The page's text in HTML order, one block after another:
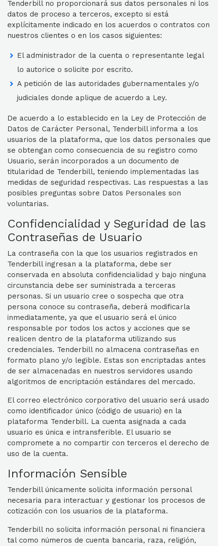
Tenderbill no proporcionará sus datos personales ni los
datos de proceso a terceros, excepto si está
explícitamente indicado en los acuerdos o contratos con
nuestros clientes o en los casos siguientes:
El administrador de la cuenta o representante legal
lo autorice o solicite por escrito.
A petición de las autoridades gubernamentales y/o
judiciales donde aplique de acuerdo a Ley.
De acuerdo a lo establecido en la Ley de Protección de
Datos de Carácter Personal, Tenderbill informa a los
usuarios de la plataforma, que los datos personales que
se obtengan como consecuencia de su registro como
Usuario, serán incorporados a un documento de
titularidad de Tenderbill, teniendo implementadas las
medidas de seguridad respectivas. Las respuestas a las
posibles preguntas sobre Datos Personales son
voluntarias.
Confidencialidad y Seguridad de las
Contraseñas de Usuario
La contraseña con la que los usuarios registrados en
Tenderbill ingresan a la plataforma, debe ser
conservada en absoluta confidencialidad y bajo ninguna
circunstancia debe ser suministrada a terceras
personas. Si un usuario cree o sospecha que otra
persona conoce su contraseña, deberá modificarla
inmediatamente, ya que el usuario será el único
responsable por todos los actos y acciones que se
realicen dentro de la plataforma utilizando sus
credenciales. Tenderbill no almacena contraseñas en
formato plano y/o legible. Estas son encriptadas antes
de ser almacenadas en nuestros servidores usando
algoritmos de encriptación estándares del mercado.
El correo electrónico corporativo del usuario será usado
como identificador único (código de usuario) en la
plataforma Tenderbill. La cuenta asignada a cada
usuario es única e intransferible. El usuario se
compromete a no compartir con terceros el derecho de
uso de la cuenta.
Información Sensible
Tenderbill únicamente solicita información personal
necesaria para interactuar y gestionar los procesos de
cotización con los usuarios de la plataforma.
Tenderbill no solicita información personal ni financiera
tal como números de cuenta bancaria, raza, religión,